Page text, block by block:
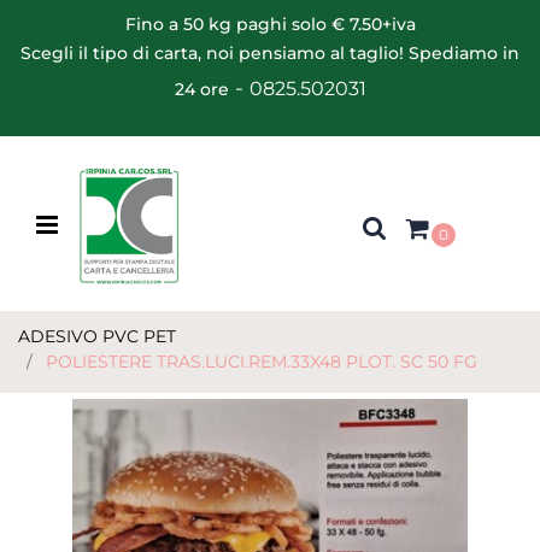
Fino a 50 kg paghi solo € 7.50+iva
Scegli il tipo di carta, noi pensiamo al taglio! Spediamo in
24 ore - 0825.502031
Open menu
0
ADESIVO PVC PET
POLIESTERE TRAS.LUCI.REM.33X48 PLOT. SC 50 FG